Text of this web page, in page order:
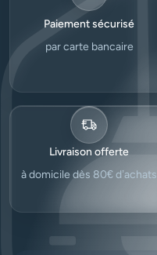
Paiement sécurisé
par carte bancaire
Livraison offerte
à domicile dès 80€ d’achats